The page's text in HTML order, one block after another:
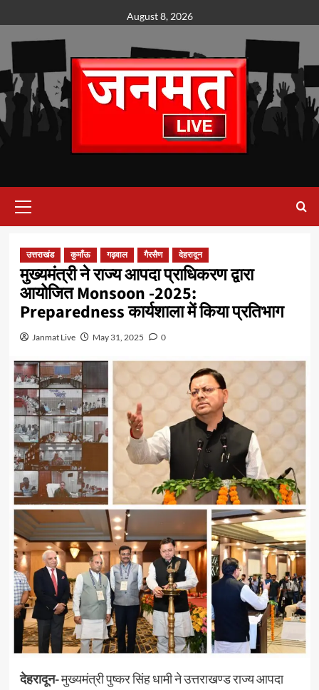
to
content
August 8, 2026
Menu
उत्तराखंड कुमाँऊ गढ़वाल गैरसैण देहरादून
मुख्यमंत्री ने राज्य आपदा प्राधिकरण द्वारा
आयोजित Monsoon -2025:
Preparedness कार्यशाला में किया प्रतिभाग
Janmat Live May 31, 2025 0
देहरादून-मुख्यमंत्री पुष्कर सिंह धामी ने उत्तराखण्ड राज्य आपदा